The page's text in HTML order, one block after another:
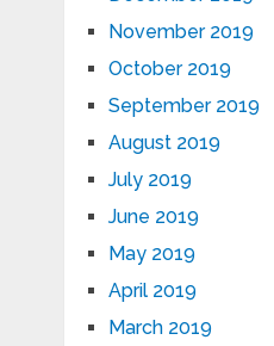
November 2019
October 2019
September 2019
August 2019
July 2019
June 2019
May 2019
April 2019
March 2019